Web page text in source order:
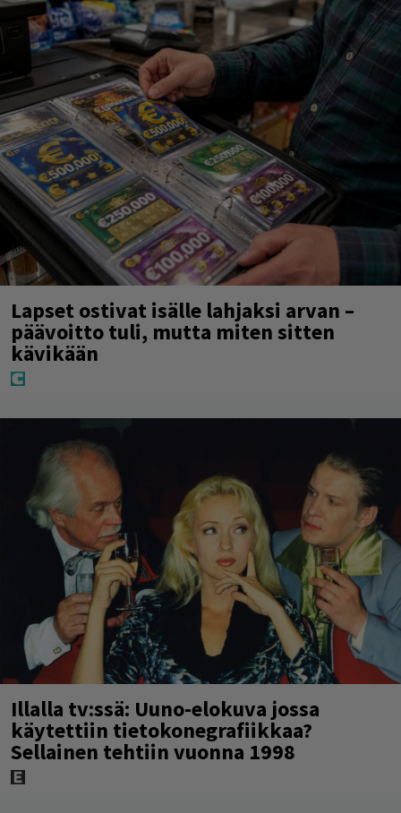
Lapset ostivat isälle lahjaksi arvan –
päävoitto tuli, mutta miten sitten
kävikään
Illalla tv:ssä: Uuno-elokuva jossa
käytettiin tietokonegrafiikkaa?
Sellainen tehtiin vuonna 1998